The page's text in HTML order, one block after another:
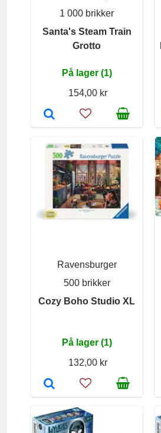
1 000 brikker
Santa's Steam Train
Grotto
På lager (1)
154,00 kr
Ravensburger
500 brikker
Cozy Boho Studio XL
På lager (1)
132,00 kr